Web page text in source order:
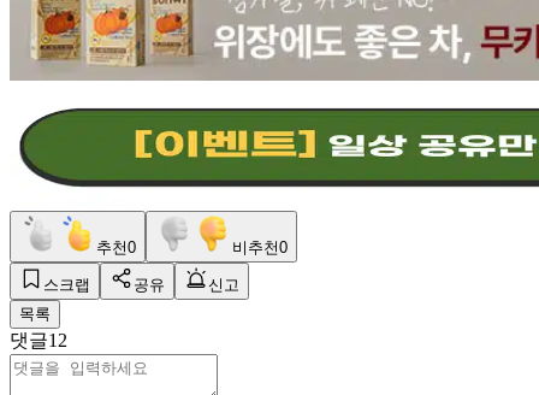
추천0 비추천0
스크랩 공유
신고
목록
댓글12